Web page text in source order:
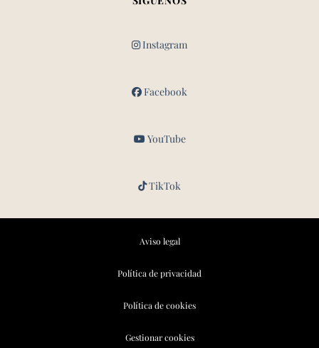
Instagram
Facebook
YouTube
TikTok
Aviso legal
Política de privacidad
Política de cookies
Gestionar cookies